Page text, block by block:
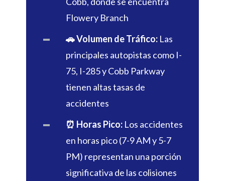
Flowery Branch
🚗 Volumen de Tráfico: Las
principales autopistas como I-
75, I-285 y Cobb Parkway
tienen altas tasas de
accidentes
⏰ Horas Pico: Los accidentes
en horas pico (7-9 AM y 5-7
PM) representan una porción
significativa de las colisiones